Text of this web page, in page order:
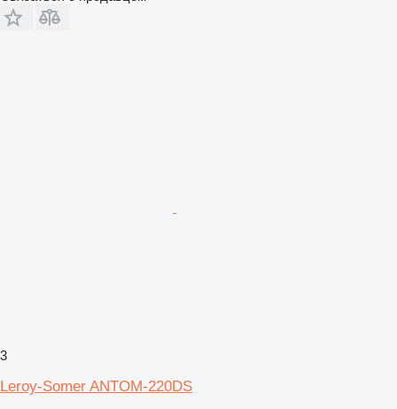
3
Leroy-Somer ANTOM-220DS